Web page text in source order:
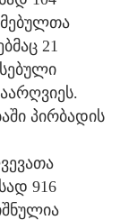
21
პირბადის
916